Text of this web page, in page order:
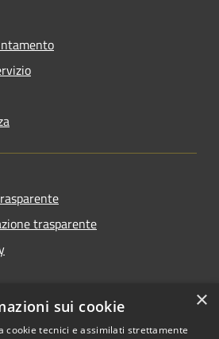
trasparente
×
sui cookie
cookie tecnici e assimilati strettamente